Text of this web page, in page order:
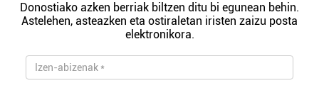
Donostiako azken berriak biltzen ditu bi egunean behin.
Astelehen, asteazken eta ostiraletan iristen zaizu posta
elektronikora.